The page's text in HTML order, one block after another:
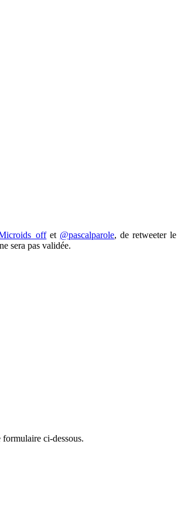
et @pascalparole, de retweeter le
sera pas validée.
ci-dessous.